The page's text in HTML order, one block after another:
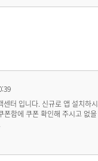
센터 입니다. 신규로 앱 설치하
함에 쿠폰 확인해 주시고 없